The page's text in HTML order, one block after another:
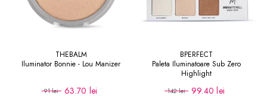
THEBALM
Iluminator Bonnie - Lou Manizer
91 lei 63.70 lei
BPERFECT
Paleta Iluminatoare Sub Zero
Highlight
142 lei 99.40 lei